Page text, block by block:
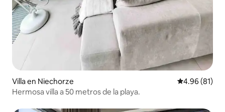
Villa en Niechorze Calificación
4.96 (81)
Hermosa villa a 50 metros de la playa.